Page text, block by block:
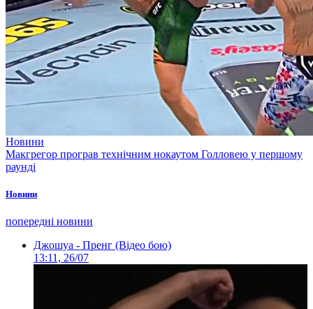
Новини
Макгрегор програв технічним нокаутом Голловею у першому
раунді
Новини
попередні новини
Джошуа - Пренг (Відео бою)
13:11, 26/07